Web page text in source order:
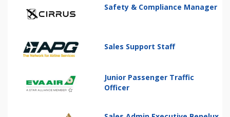
Safety & Compliance Manager
Sales Support Staff
Junior Passenger Traffic
Officer